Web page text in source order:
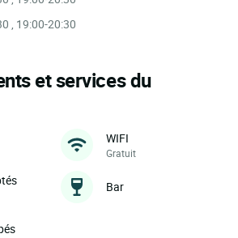
, 19:00-20:30
et services du
WIFI
Gratuit
Bar